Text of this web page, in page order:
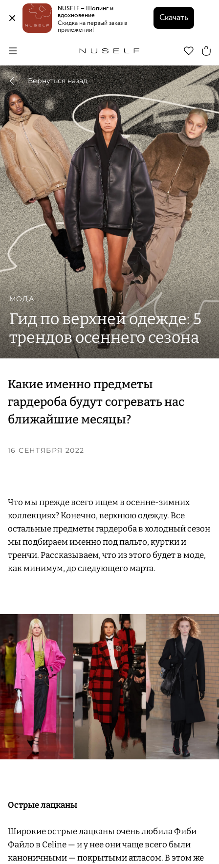
NUSELF – Шопинг и
вдохновение
Скидка на первый заказ в
приложении!
Скачать
Вернуться назад
МОДА
Гид по верхней одежде: 5
трендов осеннего сезона
Какие именно предметы
гардероба будут согревать нас
ближайшие месяцы?
16 СЕНТЯБРЯ 2022
Что мы прежде всего ищем в осенне-зимних
коллекциях? Конечно, верхнюю одежду. Все
остальные предметы гардероба в холодный сезон
мы подбираем именно под пальто, куртки и
тренчи. Рассказываем, что из этого будет в моде,
как минимум, до следующего марта.
Острые лацканы
Широкие острые лацканы очень любила Фиби
Файло в Celine — и у нее они чаще всего были
каноничными — покрытыми атласом. В этом же